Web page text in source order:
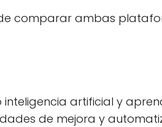
comparar ambas
artificial y
de mejora y